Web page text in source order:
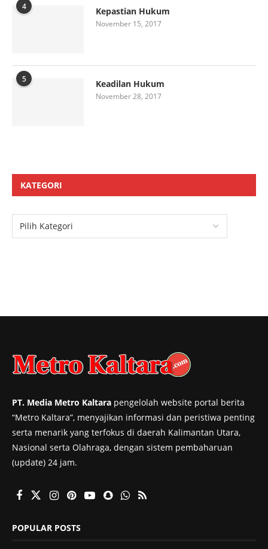
4 Kepastian Hukum
November 15, 2017
5 Keadilan Hukum
November 28, 2017
KATEGORI
PT. Media Metro Kaltara pengelolah website portal berita
“Metro Kaltara”, menyajikan informasi dan peristiwa penting
serta menarik yang terfokus di daerah Kalimantan Utara,
Nasional serta Olahraga, dengan sistem pembaharuan
(update) 24 jam.
POPULAR POSTS